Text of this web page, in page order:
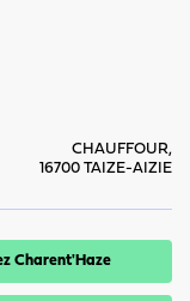
CHAUFFOUR,
16700 TAIZE-AIZIE
Charent'Haze